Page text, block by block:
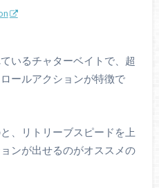
いるチャターベイトで、超
ールアクションが特徴で
、リトリーブスピードを上
ンが出せるのがオススメの